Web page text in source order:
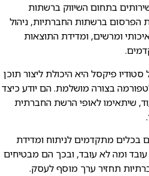
בתחום השיווק ברשתות
הפרסום ברשתות החברתיות, ניהול
ומרשים, ומדידת התוצאות
פיקסל היא היכולת ליצור תוכן
בצורה מושלמת. הם יודע כיצד
שיתאימו לאופי הרשת החברתית
בכלים מתקדמים לניתוח ומדידת
ומה לא עובד, ובכך הם מבטיחים
תחזיר ערך מוסף לעסק.